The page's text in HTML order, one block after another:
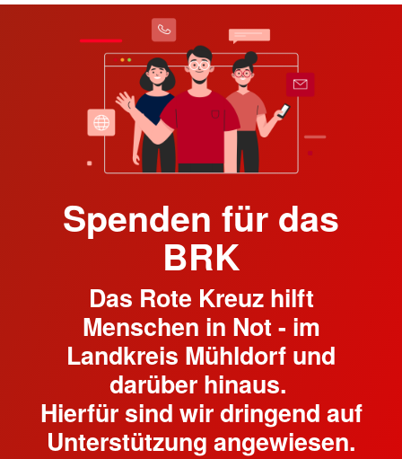
Spenden für das
BRK
Das Rote Kreuz hilft
Menschen in Not - im
Landkreis Mühldorf und
darüber hinaus.
Hierfür sind wir dringend auf
Unterstützung angewiesen.